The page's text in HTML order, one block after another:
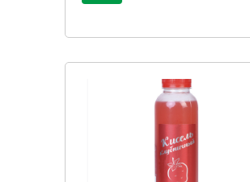
публичной офертой. Цена может
отличаться.